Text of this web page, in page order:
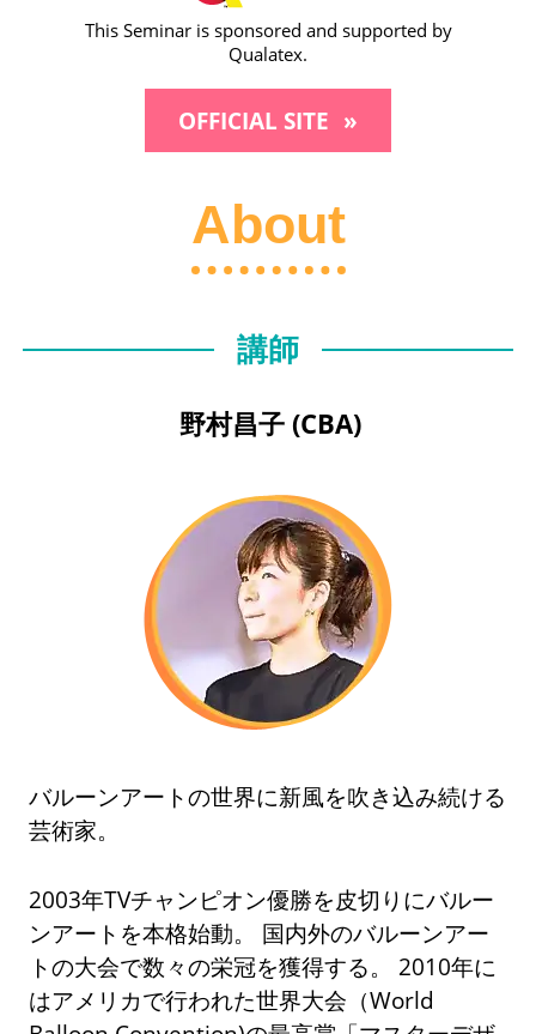
This Seminar is sponsored and supported by
Qualatex.
OFFICIAL SITE
About
講師
野村昌子 (CBA)
バルーンアートの世界に新風を吹き込み続ける
芸術家。
2003年TVチャンピオン優勝を皮切りにバルー
ンアートを本格始動。 国内外のバルーンアー
トの大会で数々の栄冠を獲得する。 2010年に
はアメリカで行われた世界大会（World